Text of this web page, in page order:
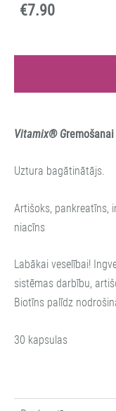
€7.90
Vitamix® Gremošanai
Uztura bagātinātājs.
Artišoks, pankreatīns,
niacīns
Labākai veselībai!
sistēmas darbību,
Biotīns palīdz
30 kapsulas